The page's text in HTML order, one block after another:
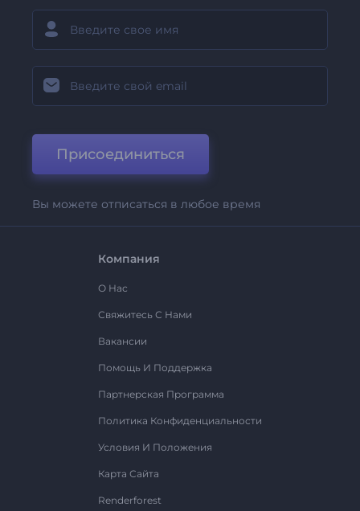
Присоединиться
Вы можете отписаться в любое время
Компания
О Нас
Свяжитесь С Нами
Вакансии
Помощь И Поддержка
Партнерская Программа
Политика Конфиденциальности
Условия И Положения
Карта Сайта
Renderforest